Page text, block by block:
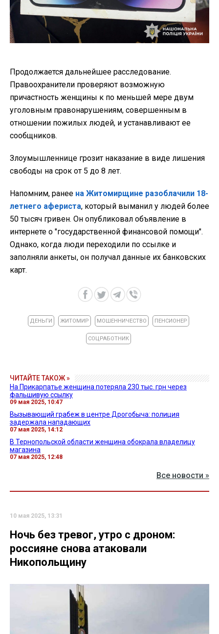
Продолжается дальнейшее расследование.
Правоохранители проверяют возможную
причастность женщины к по меньшей мере двум
уголовным правонарушениям, совершенным в
отношении пожилых людей, и устанавливают ее
сообщников.
Злоумышленнице грозит наказание в виде лишения
свободы на срок от 5 до 8 лет.
Напомним, ранее на Житомирщине разоблачили 18-
летнего афериста, который выманил у людей более
50 тысяч гривен. Он опубликовал объявление в
интернете о "государственной финансовой помощи".
Однако, когда люди переходили по ссылке и
заполняли анкеты, он получал данные их банковских
карт.
ДЕНЬГИ ЖИТОМИР МОШЕННИЧЕСТВО ПЕНСИОНЕР
СОЦРАБОТНИК
ЧИТАЙТЕ ТАКОЖ »
На Прикарпатье женщина потеряла 230 тыс. грн через
фальшивую ссылку
09 мая 2025, 10:47
Вызывающий грабеж в центре Дрогобыча: полиция
задержала нападающих
07 мая 2025, 14:12
В Тернопольской области женщина обокрала владелицу
магазина
07 мая 2025, 12:48
Все новости »
10 мая 2025, 13:31
Ночь без тревог, утро с дроном:
россияне снова атаковали
Никопольщину